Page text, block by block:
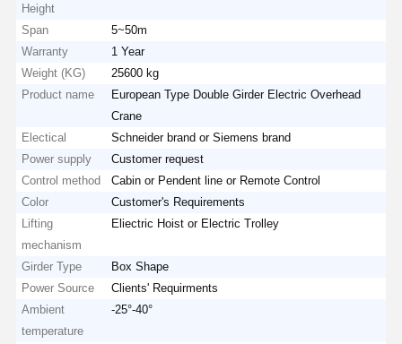
Height
Span
5~50m
Warranty
1 Year
Weight (KG)
25600 kg
Product name
European Type Double Girder Electric Overhead
Crane
Electical
Schneider brand or Siemens brand
Power supply
Customer request
Control method
Cabin or Pendent line or Remote Control
Color
Customer's Requirements
Lifting
mechanism
Eliectric Hoist or Electric Trolley
Girder Type
Box Shape
Power Source
Clients' Requirments
Ambient
temperature
-25°-40°